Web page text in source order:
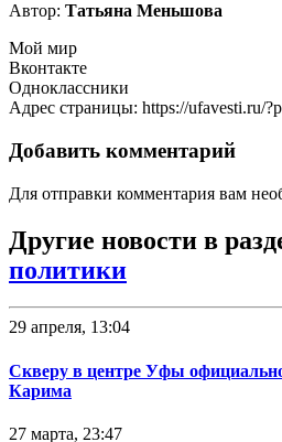
Автор: Татьяна Меньшова
Мой мир
Вконтакте
Одноклассники
Адрес страницы: https://ufavesti.ru/
Добавить комментарий
Для отправки комментария вам
Другие новости в
политики
29 апреля, 13:04
Скверу в центре Уфы
Карима
27 марта, 23:47